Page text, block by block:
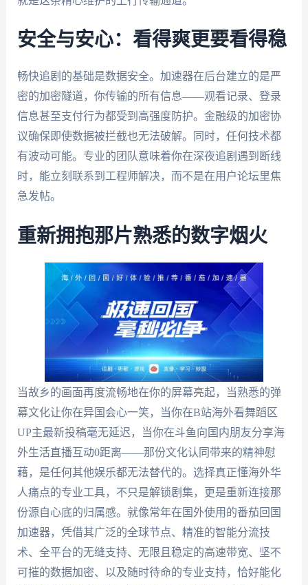
安全与安心：看得爽更要看得稳
畅快追剧的基础是数据安全。加速器在后台建立的是严
密的加密隧道，你传输的所有信息——观看记录、登录
信息甚至支付行为都受到高强度防护。金融级的加密协
议确保即使数据被拦截也无法破解。同时，任何技术都
有波动可能。专业的团队意味着你在深夜追剧遇到断线
时，能立刻联系到工程师解决，而不是在用户论坛里焦
急发帖。
重新拥抱那片熟悉的数字烟火
当故乡的画面再度流畅地在你的屏幕亮起，当熟悉的弹
幕文化让你在异国会心一笑，当你在B站海外看舞蹈区
UP主最新投稿毫无延迟，当你在斗鱼向国内朋友分享海
外生活直播互动0距离——那份文化认同带来的精神慰
藉，是任何其他娱乐都无法替代的。选择真正懂海外华
人痛点的专业工具，不只是解锁剧集，更是重新连接那
份源自心底的归属感。就像常年在国外使用的番茄回国
加速器，凭借其广泛的全球节点、精准的智能分流技
术、全平台的无缝支持、无限且稳定的高速带宽、坚不
可摧的数据加密、以及随时待命的专业支持，恰好能化